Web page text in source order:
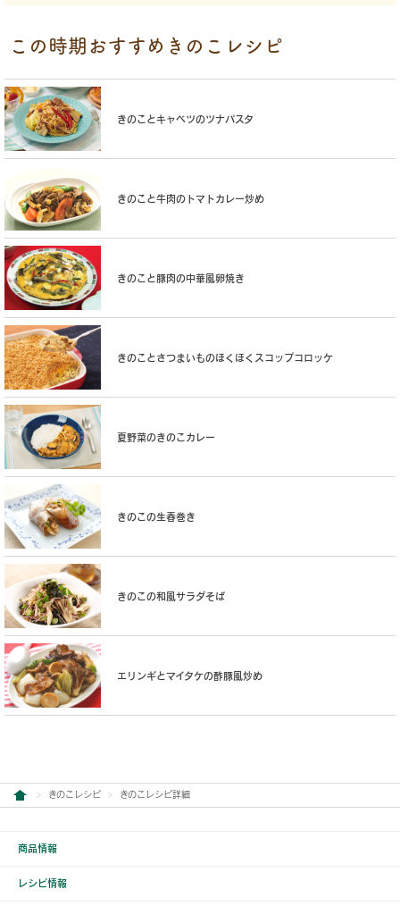
この時期おすすめきのこレシピ
きのことキャベツのツナパスタ
きのこと牛肉のトマトカレー炒め
きのこと豚肉の中華風卵焼き
きのことさつまいものほくほくスコップコロッケ
夏野菜のきのこカレー
きのこの生春巻き
きのこの和風サラダそば
エリンギとマイタケの酢豚風炒め
きのこレシピ きのこレシピ詳細
商品情報
レシピ情報